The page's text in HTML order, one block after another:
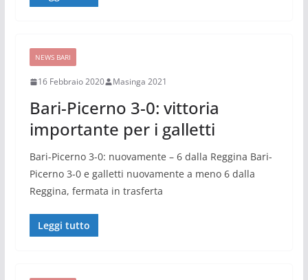
NEWS BARI
16 Febbraio 2020 Masinga 2021
Bari-Picerno 3-0: vittoria
importante per i galletti
Bari-Picerno 3-0: nuovamente – 6 dalla Reggina Bari-
Picerno 3-0 e galletti nuovamente a meno 6 dalla
Reggina, fermata in trasferta
Leggi tutto